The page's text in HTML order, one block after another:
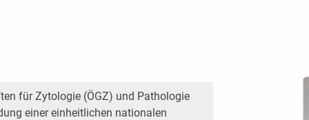
für Zytologie (ÖGZ) und Pathologie
einer einheitlichen nationalen